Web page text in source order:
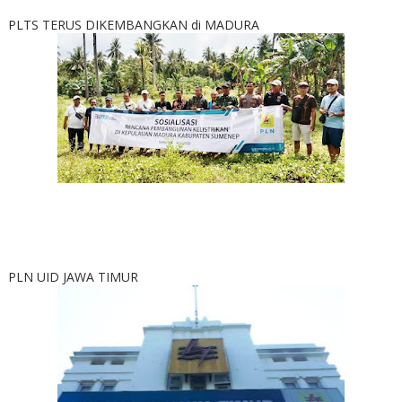
PLTS TERUS DIKEMBANGKAN di MADURA
PLN UID JAWA TIMUR